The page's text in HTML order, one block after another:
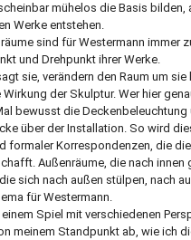
mühelos die Basis bilden,
Werke entstehen.
sind für Westermann immer
und Drehpunkt ihrer Werke.
sie, verändern den Raum um sie
Wirkung der Skulptur. Wer hier
bewusst die Deckenbeleuchtung
über der Installation. So wird
formaler Korrespondenzen, die
Außenräume, die nach innen
sich nach außen stülpen, nach
für Westermann.
Spiel mit verschiedenen
meinem Standpunkt ab, wie ich